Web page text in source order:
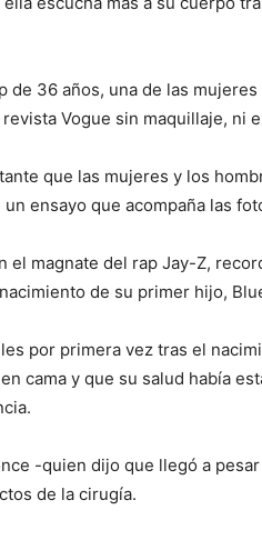
de 36 años, una de las
Vogue sin maquillaje, ni
que las mujeres y los
ensayo que acompaña las
el magnate del rap Jay-Z,
de su primer hijo,
por primera vez tras el
cama y que su salud había
-quien dijo que llegó a
de la cirugía.